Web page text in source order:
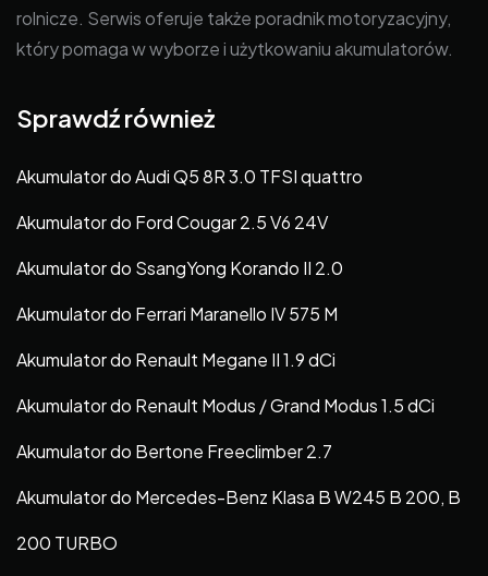
rolnicze. Serwis oferuje także poradnik motoryzacyjny,
który pomaga w wyborze i użytkowaniu akumulatorów.
Sprawdź również
Akumulator do Audi Q5 8R 3.0 TFSI quattro
Akumulator do Ford Cougar 2.5 V6 24V
Akumulator do SsangYong Korando II 2.0
Akumulator do Ferrari Maranello IV 575 M
Akumulator do Renault Megane II 1.9 dCi
Akumulator do Renault Modus / Grand Modus 1.5 dCi
Akumulator do Bertone Freeclimber 2.7
Akumulator do Mercedes-Benz Klasa B W245 B 200, B
200 TURBO